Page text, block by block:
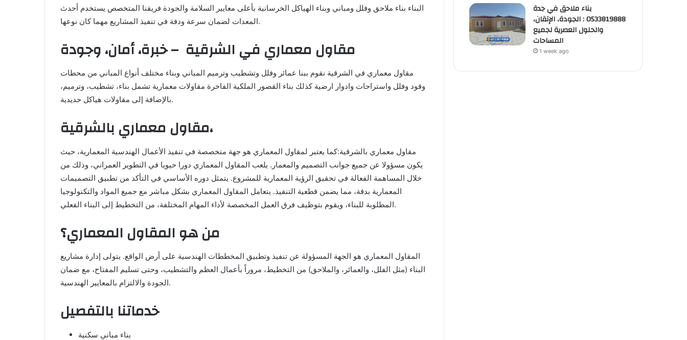
البناء بناء ملاحق وفلل ومباني وبناء الهياكل الخرسانية بأعلى معايير السلامة والجودة فريقنا المتخصص يستخدم أحدث
المعدات لضمان سرعة ودقة في تنفيذ المشاريع مهما كان نوعها.
مقاول معماري في الشرقية – خبرة، أمان، وجودة
مقاول معماري في الشرقية نقوم ببنا عمائر وفلل وتشطيب وترميم المباني وبناء مختلف أنواع المباني من محطات
وقود وفلل واستراحات وادوار ارضية كذلك بناء القصور الملكية الفاخرة مقاولات معمارية تشمل بناء، تشطيب، وترميم،
بالإضافة إلى مقاولات هياكل حديدية.
مقاول معماري بالشرقية،
مقاول معماري بالشرقية:كما يعتبر لمقاول المعماري هو جهة متخصصة في تنفيذ الأعمال الهندسية المعمارية، حيث
يكون مسؤولا عن جميع جوانب التصميم والمعمار. يلعب المقاول المعماري دورا حيويا في التطوير العمراني، وذلك من
خلال المساهمة الفعالة في تحقيق الرؤية المعمارية للمشروع. يتمثل دوره الأساسي في التأكد من تطبيق التصميمات
المعمارية بدقة، مما يضمن قطعية التنفيذ. يتعامل المقاول المعماري بشكل مباشر مع جميع المواد والتكنولوجيا
المطلوبة للبناء، ويقوم بتوظيف فرق العمل المخصصة لأداء المهام المختلفة، من التخطيط إلى البناء الفعلي.
من هو المقاول المعماري؟
المقاول المعماري هو الجهة المسؤولة عن تنفيذ وتطبيق المخططات الهندسية على أرض الواقع. يتولى إدارة مشاريع
البناء (مثل الفلل، والعمائر، والملاحق) من التخطيط، مروراً بأعمال العظم والتشطيب، وحتى تسليم المفتاح، مع ضمان
الجودة والالتزام بالمعايير الهندسية.
خدماتنا بالتفصيل
بناء مباني سكنية
بناء ملاحق في جدة
0533819888 : الجودة، الإتقان،
والحلول العصرية لجميع
المساحات
1 week ago